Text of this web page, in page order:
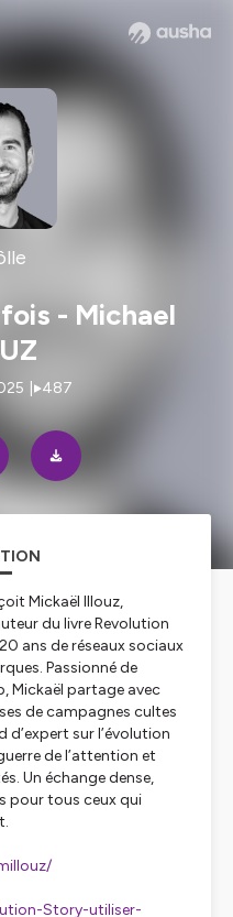
- Michael
487
Mickaël Illouz,
du livreRevolution
ans de réseaux sociaux
Passionné de
Mickaël partage avec
de campagnes cultes
d’expert sur l’évolution
de l’attention et
Un échange dense,
pour tous ceux qui
Story-utiliser-